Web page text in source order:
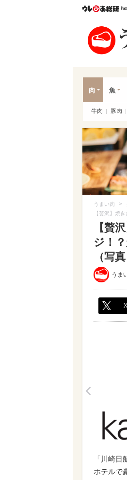
肉 魚
牛肉 豚肉
うまい肉 >
【贅沢】焼
【贅
ジ！
（写
うま
「川崎
ホテルで